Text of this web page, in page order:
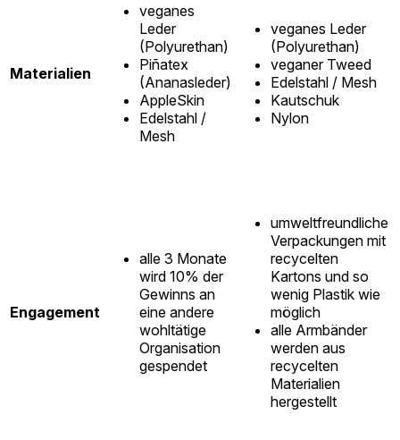
Materialien
veganes
Leder
(Polyurethan)
Piñatex
(Ananasleder)
AppleSkin
Edelstahl /
Mesh
veganes Leder
(Polyurethan)
veganer Tweed
Edelstahl / Mesh
Kautschuk
Nylon
Engagement
alle 3 Monate
wird 10% der
Gewinns an
eine andere
wohltätige
Organisation
gespendet
umweltfreundliche
Verpackungen mit
recycelten
Kartons und so
wenig Plastik wie
möglich
alle Armbänder
werden aus
recycelten
Materialien
hergestellt